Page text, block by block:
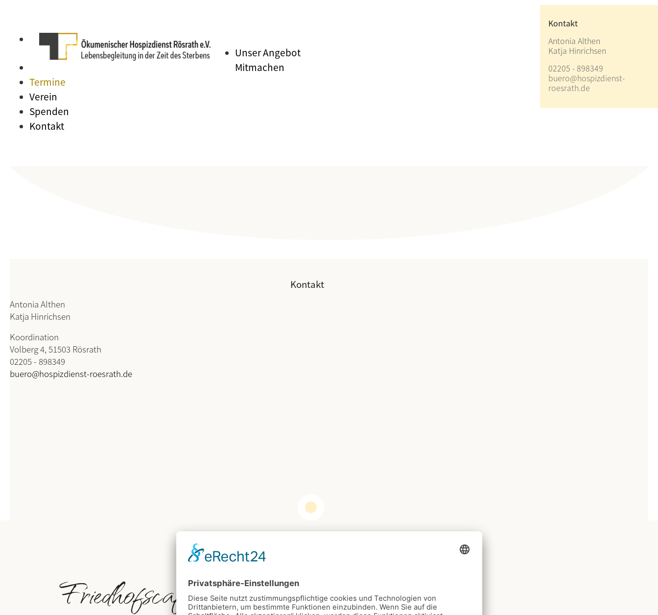
Unser Angebot
Mitmachen
Termine
Verein
Spenden
Kontakt
Kontakt
Antonia Althen
Katja Hinrichsen
02205 - 898349
buero@hospizdienst-
roesrath.de
Kontakt
Antonia Althen
Katja Hinrichsen
Koordination
Volberg 4, 51503 Rösrath
02205 - 898349
buero@hospizdienst-roesrath.de
Friedhofscafé Sommerberg